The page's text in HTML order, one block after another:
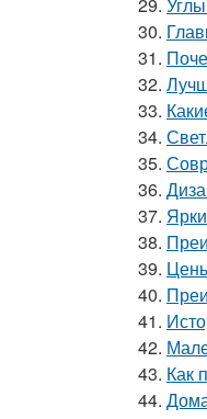
30.
31.
32.
33.
34.
35.
36.
37.
38.
39.
40.
41.
42.
43. Как
44.